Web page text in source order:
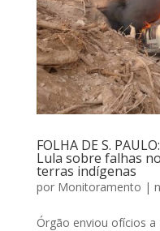
FOLHA DE S.
Lula sobre falhas
terras indígenas
por Monitoramento |
Órgão enviou ofícios a